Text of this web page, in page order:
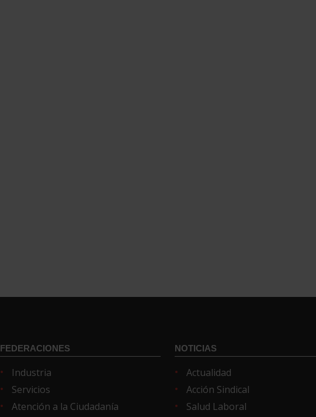
FEDERACIONES
Industria
Servicios
Atención a la Ciudadanía
NOTICIAS
Actualidad
Acción Sindical
Salud Laboral